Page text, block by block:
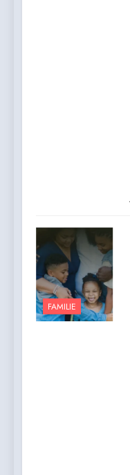
FAMILIE